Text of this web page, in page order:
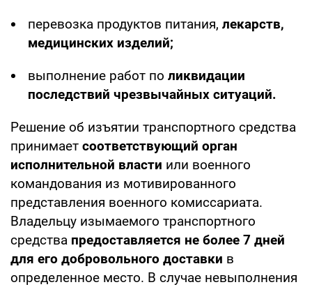
перевозка продуктов питания, лекарств,
медицинских изделий;
выполнение работ по ликвидации
последствий чрезвычайных ситуаций.
Решение об изъятии транспортного средства
принимает соответствующий орган
исполнительной власти или военного
командования из мотивированного
представления военного комиссариата.
Владельцу изымаемого транспортного
средства предоставляется не более 7 дней
для его добровольного доставки в
определенное место. В случае невыполнения